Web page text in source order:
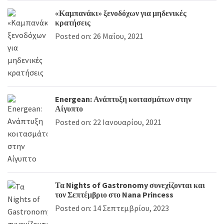
«Καμπανάκι» ξενοδόχων για μηδενικές
κρατήσεις
Posted on: 26 Μαΐου, 2021
Energean: Ανάπτυξη κοιτασμάτων στην
Αίγυπτο
Posted on: 22 Ιανουαρίου, 2021
Τα Nights of Gastronomy συνεχίζονται και
τον Σεπτέμβριο στο Nana Princess
Posted on: 14 Σεπτεμβρίου, 2023